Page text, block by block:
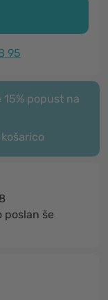
95
15% popust na
poslan še